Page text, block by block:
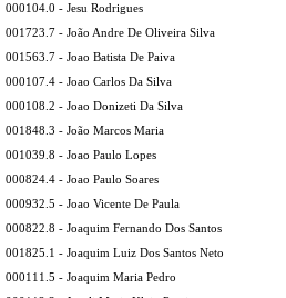
000104.0 - Jesu Rodrigues
001723.7 - João Andre De Oliveira Silva
001563.7 - Joao Batista De Paiva
000107.4 - Joao Carlos Da Silva
000108.2 - Joao Donizeti Da Silva
001848.3 - João Marcos Maria
001039.8 - Joao Paulo Lopes
000824.4 - Joao Paulo Soares
000932.5 - Joao Vicente De Paula
000822.8 - Joaquim Fernando Dos Santos
001825.1 - Joaquim Luiz Dos Santos Neto
000111.5 - Joaquim Maria Pedro